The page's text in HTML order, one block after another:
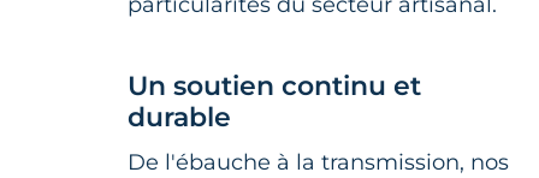
particularités du secteur artisanal.
Un soutien continu et
durable
De l'ébauche à la transmission, nos